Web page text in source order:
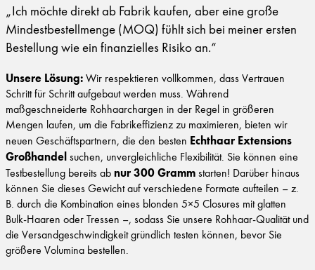
„Ich möchte direkt ab Fabrik kaufen, aber eine große
Mindestbestellmenge (MOQ) fühlt sich bei meiner ersten
Bestellung wie ein finanzielles Risiko an.“
Unsere Lösung:Wir respektieren vollkommen, dass Vertrauen
Schritt für Schritt aufgebaut werden muss. Während
maßgeschneiderte Rohhaarchargen in der Regel in größeren
Mengen laufen, um die Fabrikeffizienz zu maximieren, bieten wir
neuen Geschäftspartnern, die den besten Echthaar Extensions
Großhandelsuchen, unvergleichliche Flexibilität. Sie können eine
Testbestellung bereits abnur 300 Grammstarten! Darüber hinaus
können Sie dieses Gewicht auf verschiedene Formate aufteilen – z.
B. durch die Kombination eines blonden 5×5 Closures mit glatten
Bulk-Haaren oder Tressen –, sodass Sie unsere Rohhaar-Qualität und
die Versandgeschwindigkeit gründlich testen können, bevor Sie
größere Volumina bestellen.